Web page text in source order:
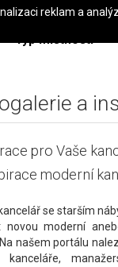
Typ místnosti
a
pro Vaše
moderní
se starším
novou moderní
našem portálu
kanceláře,
reklam a